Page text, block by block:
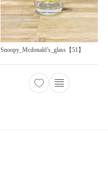
Snoopy_Mcdonald’s_glass【51】